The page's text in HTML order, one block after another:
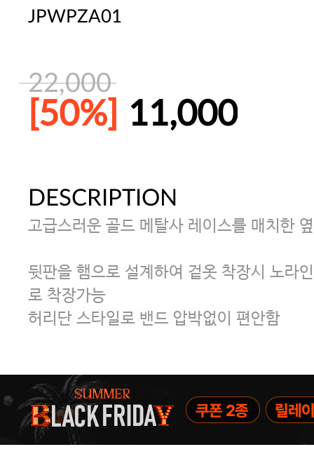
JPWPZA01
22,000
[50%] 11,000
주말특가 20%(8.7~8.9)/5만원 이
[썸머블프] 2만원 할인 쿠폰(8.1~31)
DESCRIPTION
고급스러운 골드 메탈사 레이스를 매치한
뒷판을 햄으로 설계하여 겉옷 착장시 노라
로 착장가능
허리단 스타일로 밴드 압박없이 편안함